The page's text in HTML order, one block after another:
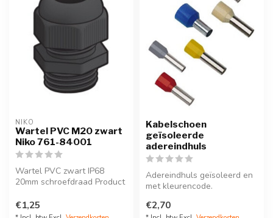
NIKO
Wartel PVC M20 zwart
Niko 761-84001
Wartel PVC zwart IP68
20mm schroefdraad Product
€1,25
Kabelschoen
geïsoleerde
adereindhuls
Adereindhuls geïsoleerd en
met kleurencode.
€2,70